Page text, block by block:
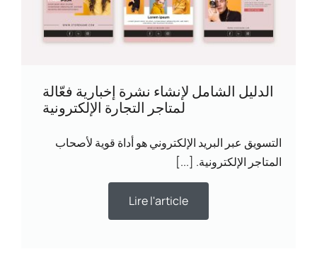
الدليل الشامل لإنشاء نشرة إخبارية فعّالة
لمتاجر التجارة الإلكترونية
التسويق عبر البريد الإلكتروني هو أداة قوية لأصحاب
المتاجر الإلكترونية. [...]
Lire l'article